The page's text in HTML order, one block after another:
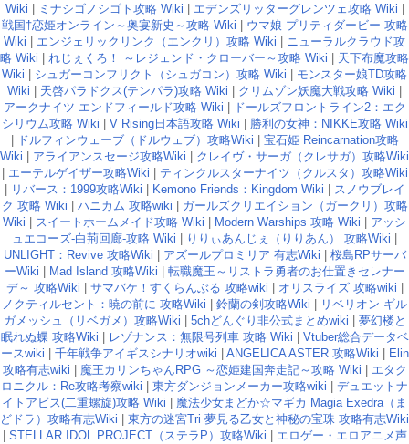
Wiki
ミナシゴノシゴト攻略 Wiki エデンズリッターグレンツェ攻略 Wiki
戦国†恋姫オンライン～奥宴新史～攻略 Wiki
ウマ娘 プリティダービー 攻略
Wiki
エンジェリックリンク（エンクリ）攻略 Wiki
ニューラルクラウド攻
略 Wiki
れじぇくろ！ ～レジェンド・クローバー～攻略 Wiki
天下布魔攻略
Wiki
シュガーコンフリクト（シュガコン）攻略 Wiki
モンスター娘TD攻略
Wiki
天啓パラドクス(テンパラ)攻略 Wiki クリムゾン妖魔大戦攻略 Wiki
アークナイツ エンドフィールド攻略 Wiki
ドールズフロントライン2：エク
シリウム攻略 Wiki
V Rising日本語攻略 Wiki
勝利の女神：NIKKE攻略 Wiki
ドルフィンウェーブ（ドルウェブ）攻略Wiki
宝石姫 Reincarnation攻略
Wiki
アライアンスセージ攻略Wiki
クレイヴ・サーガ（クレサガ）攻略Wiki
エーテルゲイザー攻略Wiki
ティンクルスターナイツ（クルスタ）攻略Wiki
リバース：1999攻略Wiki Kemono Friends：Kingdom Wiki
スノウブレイ
ク 攻略 Wiki
ハニカム 攻略wiki
ガールズクリエイション（ガークリ）攻略
Wiki
スイートホームメイド攻略 Wiki Modern Warships 攻略 Wiki
アッシ
ュエコーズ-白荊回廊-攻略 Wiki
りりぃあんじぇ（りりあん） 攻略Wiki
UNLIGHT：Revive 攻略Wiki
アズールプロミリア 有志Wiki
桜島RPサーバ
ーWiki
Mad Island 攻略Wiki
転職魔王～リストラ勇者のお仕置きセレナー
デ～ 攻略Wiki
サマバケ！すくらんぶる 攻略wiki オリスライズ 攻略wiki
ノクティルセント：暁の前に 攻略Wiki
鈴蘭の剣攻略Wiki
リベリオン ギル
ガメッシュ（リベガメ）攻略Wiki
5chどんぐり非公式まとめwiki
夢幻楼と
眠れぬ蝶 攻略Wiki
レゾナンス：無限号列車 攻略 Wiki
Vtuber総合データベ
ースwiki
千年戦争アイギスシナリオwiki ANGELICA ASTER 攻略Wiki
Elin
攻略有志wiki
魔王カリンちゃんRPG ～恋姫建国奔走記～攻略 Wiki
エタク
ロニクル：Re攻略考察wiki
東方ダンジョンメーカー攻略wiki
デュエットナ
イトアビス(二重螺旋)攻略 Wiki
魔法少女まどか☆マギカ Magia Exedra（ま
どドラ）攻略有志Wiki
東方の迷宮Tri 夢見る乙女と神秘の宝珠 攻略有志Wiki
STELLAR IDOL PROJECT（ステラP）攻略Wiki
エロゲー・エロアニメ声